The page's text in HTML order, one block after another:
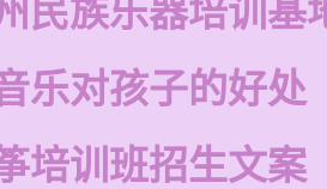
民族乐器培训基
乐对孩子的好处
培训班招生文案